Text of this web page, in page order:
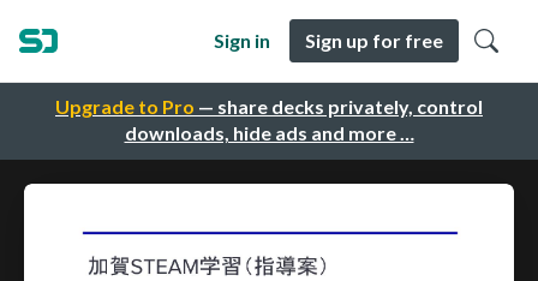
Upgrade to Pro — share decks privately, control
downloads, hide ads and more …
Sign in Sign up for free